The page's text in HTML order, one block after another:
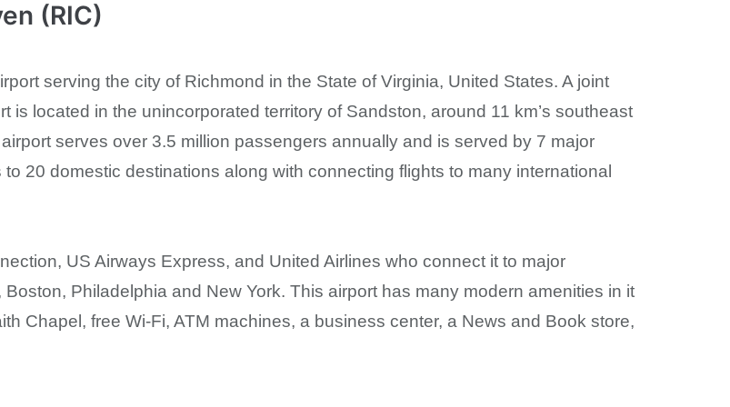
(RIC)
serving the city of Richmond in the State of Virginia, United States. A joint
is located in the unincorporated territory of Sandston, around 11 km’s southeast
serves over 3.5 million passengers annually and is served by 7 major
20 domestic destinations along with connecting flights to many international
US Airways Express, and United Airlines who connect it to major
Philadelphia and New York. This airport has many modern amenities in it
Chapel, free Wi-Fi, ATM machines, a business center, a News and Book store,